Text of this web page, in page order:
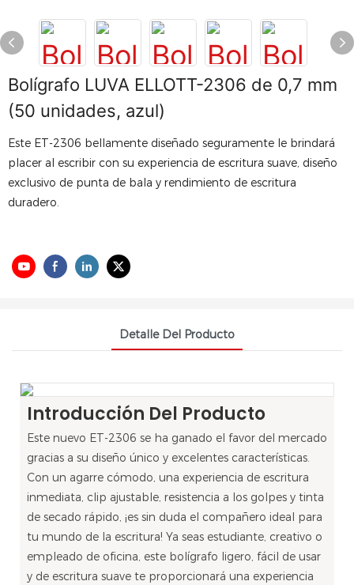
Bolígrafo LUVA ELLOTT-2306 de 0,7 mm
(50 unidades, azul)
Este ET-2306 bellamente diseñado seguramente le brindará
placer al escribir con su experiencia de escritura suave, diseño
exclusivo de punta de bala y rendimiento de escritura
duradero.
Detalle Del Producto
Introducción Del Producto
Este nuevo ET-2306 se ha ganado el favor del mercado
gracias a su diseño único y excelentes características.
Con un agarre cómodo, una experiencia de escritura
inmediata, clip ajustable, resistencia a los golpes y tinta
de secado rápido, ¡es sin duda el compañero ideal para
tu mundo de la escritura! Ya seas estudiante, creativo o
empleado de oficina, este bolígrafo ligero, fácil de usar
y de escritura suave te proporcionará una experiencia